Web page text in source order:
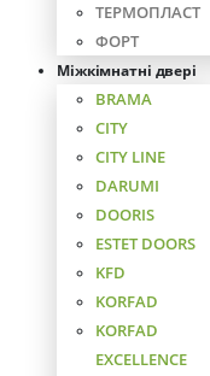
ТЕРМОПЛАСТ
ФОРТ
Міжкімнатні двері
BRAMA
CITY
CITY LINE
DARUMI
DOORIS
ESTET DOORS
KFD
KORFAD
KORFAD
EXCELLENCE